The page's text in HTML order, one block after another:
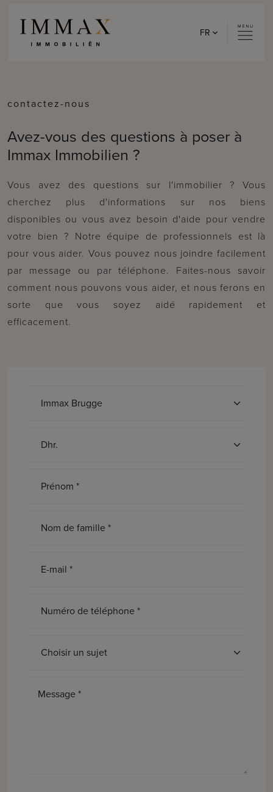
FR
contactez-nous
Avez-vous des questions à poser à
Immax Immobilien ?
Vous avez des questions sur l'immobilier ? Vous
cherchez plus d'informations sur nos biens
disponibles ou vous avez besoin d'aide pour vendre
votre bien ? Notre équipe de professionnels est là
pour vous aider. Vous pouvez nous joindre facilement
par message ou par téléphone. Faites-nous savoir
comment nous pouvons vous aider, et nous ferons en
sorte que vous soyez aidé rapidement et
efficacement.
Prénom *
Nom de famille *
E-mail *
Numéro de téléphone *
Message *